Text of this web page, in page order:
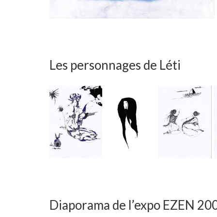
Les personnages de Léti
Diaporama de l’expo EZEN